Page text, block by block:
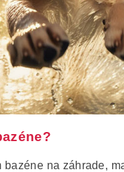
na záhrade,